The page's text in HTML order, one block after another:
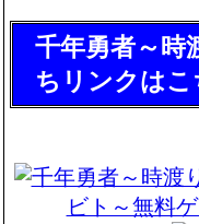
千年勇者～時
ちリンクはこ